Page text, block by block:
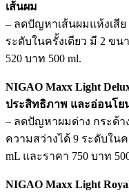
เส้นผม
– ลดปัญหาเส้นผมแห้งเสีย
ระดับในครั้งเดียว มี 2 ขน
520 บาท 500 ml.
NIGAO Maxx Light
ประสิทธิภาพ และอ่อนโย
– ลดปัญหาผมด่าง กระด้า
ความสว่างได้ 9 ระดับใน
mL และราคา 750 บาท
NIGAO Maxx Light